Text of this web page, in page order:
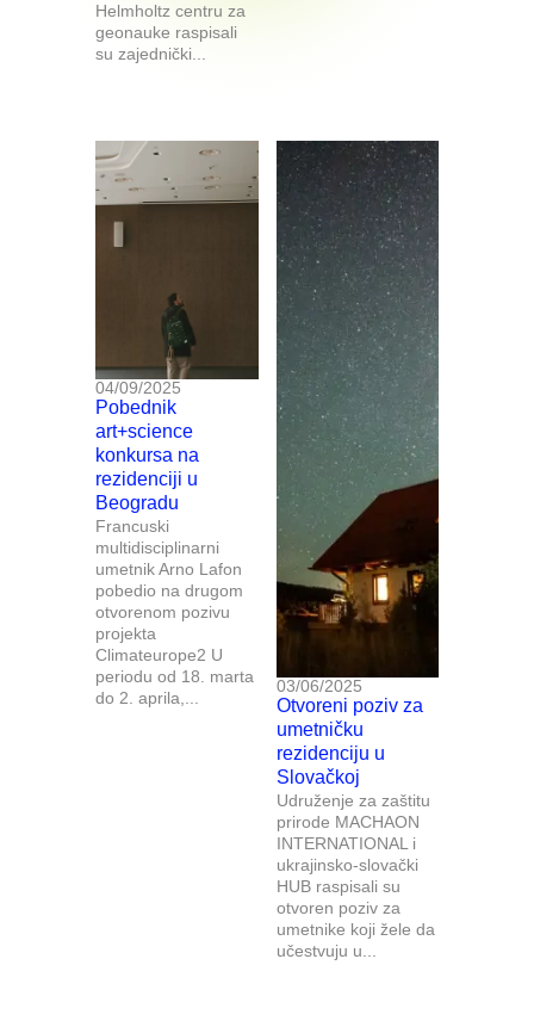
Helmholtz centru za
geonauke raspisali
su zajednički...
04/09/2025
Pobednik
art+science
konkursa na
rezidenciji u
Beogradu
Francuski
multidisciplinarni
umetnik Arno Lafon
pobedio na drugom
otvorenom pozivu
projekta
Climateurope2 U
periodu od 18. marta
do 2. aprila,...
03/06/2025
Otvoreni poziv za
umetničku
rezidenciju u
Slovačkoj
Udruženje za zaštitu
prirode MACHAON
INTERNATIONAL i
ukrajinsko-slovački
HUB raspisali su
otvoren poziv za
umetnike koji žele da
učestvuju u...